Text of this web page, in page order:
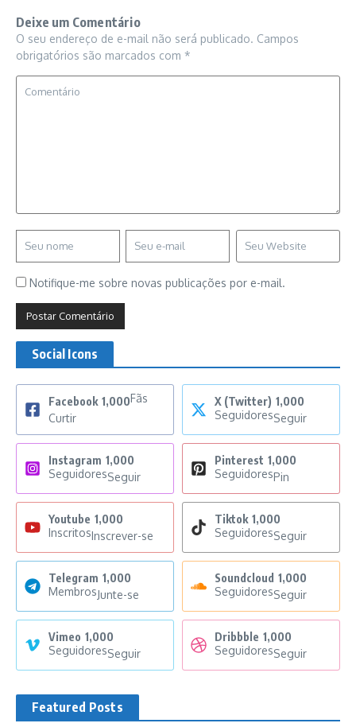
Deixe um Comentário
O seu endereço de e-mail não será publicado. Campos
obrigatórios são marcados com *
Notifique-me sobre novas publicações por e-mail.
Social Icons
Facebook 1,000Fãs
Curtir
X (Twitter) 1,000
SeguidoresSeguir
Instagram 1,000
SeguidoresSeguir
Pinterest 1,000
SeguidoresPin
Youtube 1,000
InscritosInscrever-se
Tiktok 1,000
SeguidoresSeguir
Telegram 1,000
MembrosJunte-se
Soundcloud 1,000
SeguidoresSeguir
Vimeo 1,000
SeguidoresSeguir
Dribbble 1,000
SeguidoresSeguir
Featured Posts